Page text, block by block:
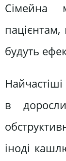
Сімейна
будуть
в
іноді